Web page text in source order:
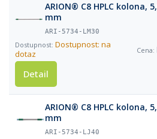
ARION® C8 HPLC kolona,
mm
ARI-5734-LM30
Dostupnost: na
dotaz
Detail
ARION® C8 HPLC kolona,
mm
ARI-5734-LJ40